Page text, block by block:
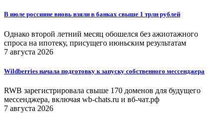
В июле россияне вновь взяли в банках свыше 1 трлн рублей
Однако второй летний месяц обошелся без ажиотажного
спроса на ипотеку, присущего июньским результатам
7 августа 2026
Wildberries начала подготовку к запуску собственного мессенджера
RWB зарегистрировала свыше 170 доменов для будущего
мессенджера, включая wb-chats.ru и вб-чат.рф
7 августа 2026